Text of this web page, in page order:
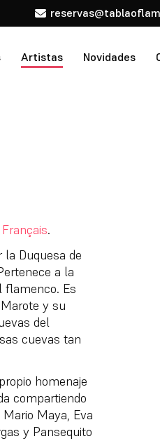
Artistas Novidades
Français.
la Duquesa de
a la
flamenco. Es
y su
del
cuevas tan
homenaje
compartiendo
Maya, Eva
y Pansequito